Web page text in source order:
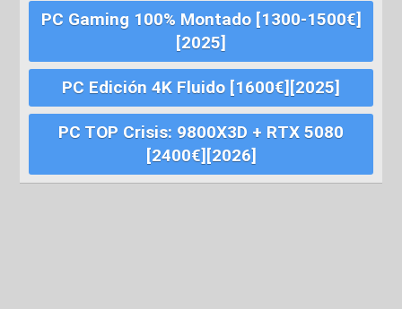
PC Gaming 100% Montado [1300-1500€]
[2025]
PC Edición 4K Fluido [1600€][2025]
PC TOP Crisis: 9800X3D + RTX 5080
[2400€][2026]